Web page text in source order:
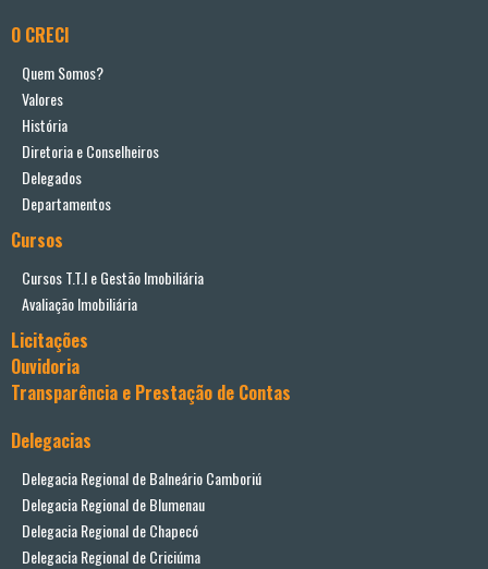
O CRECI
Quem Somos?
Valores
História
Diretoria e Conselheiros
Delegados
Departamentos
Cursos
Cursos T.T.I e Gestão Imobiliária
Avaliação Imobiliária
Licitações
Ouvidoria
Transparência e Prestação de Contas
Delegacias
Delegacia Regional de Balneário Camboriú
Delegacia Regional de Blumenau
Delegacia Regional de Chapecó
Delegacia Regional de Criciúma